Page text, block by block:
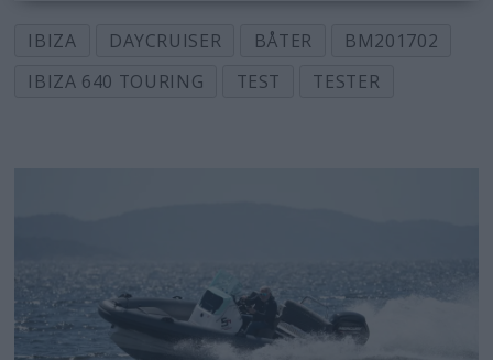
IBIZA DAYCRUISER BÅTER
BM201702
IBIZA 640 TOURING
TEST TESTER